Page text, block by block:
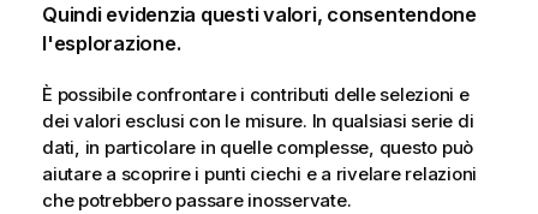
Quindi evidenzia questi valori, consentendone
l'esplorazione.
È possibile confrontare i contributi delle selezioni e
dei valori esclusi con le misure. In qualsiasi serie di
dati, in particolare in quelle complesse, questo può
aiutare a scoprire i punti ciechi e a rivelare relazioni
che potrebbero passare inosservate.